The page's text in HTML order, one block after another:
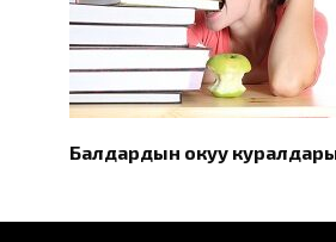
Балдардын окуу